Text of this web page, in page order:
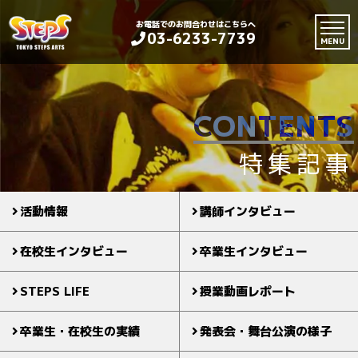
お電話でのお問合わせはこちらへ
03-6233-7739 MENU
CONTENTS
特集記事
活動情報 講師インタビュー
在校生インタビュー 卒業生インタビュー
STEPS LIFE 授業動画レポート
卒業生・在校生の実績 発表会・舞台公演の様子